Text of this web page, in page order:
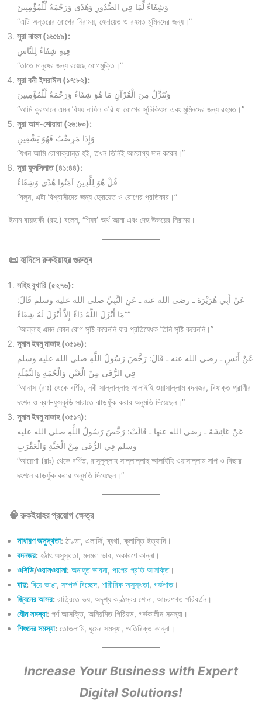
وَشِفَاءٌ لِّمَا فِي الصُّدُورِ وَهُدًى وَرَحْمَةٌ لِّلْمُؤْمِنِينَ
“এটি অন্তরের রোগের নিরাময়, হেদায়েত ও রহমত মুমিনদের জন্য।”
সুরা নাহল (১৬:৬৯):
فِيهِ شِفَاءٌ لِلنَّاسِ
“তাতে মানুষের জন্য রয়েছে রোগমুক্তি।”
সুরা বনী ইসরাঈল (১৭:৮২):
وَنُنَزِّلُ مِنَ الْقُرْآنِ مَا هُوَ شِفَاءٌ وَرَحْمَةٌ لِّلْمُؤْمِنِينَ
“আমি কুরআনে এমন বিষয় নাযিল করি যা রোগের সুচিকিৎসা এবং মুমিনদের জন্য রহমত।”
সুরা আশ-শোয়ারা (২৬:৮০):
وَإِذَا مَرِضْتُ فَهُوَ يَشْفِينِ
“যখন আমি রোগাক্রান্ত হই, তখন তিনিই আরোগ্য দান করেন।”
সুরা ফুসসিলাত (৪১:৪৪):
قُلْ هُوَ لِلَّذِينَ آمَنُوا هُدًى وَشِفَاءٌ
“বলুন, এটা বিশ্বাসীদের জন্য হেদায়েত ও রোগের প্রতিকার।”
ইমাম বায়হাকী (রহ.) বলেন, ‘শিফা’ অর্থ আত্মা এবং দেহ উভয়ের নিরাময়।
📜 হাদিসে রুকইয়াহর গুরুত্ব
সহিহ বুখারি (৫২৭৬):
عَنْ أَبِي هُرَيْرَةَ ـ رضى الله عنه ـ عَنِ النَّبِيِّ صلى الله عليه وسلم قَالَ:
“مَا أَنْزَلَ اللَّهُ دَاءً إِلاَّ أَنْزَلَ لَهُ شِفَاءً”
“আল্লাহ এমন কোন রোগ সৃষ্টি করেননি যার প্রতিষেধক তিনি সৃষ্টি করেননি।”
সুনান ইবনু মাজাহ (৩৫১৬):
عَنْ أَنَسٍ ـ رضى الله عنه ـ قَالَ: رَخَّصَ رَسُولُ اللَّهِ صلى الله عليه وسلم
فِي الرُّقَى مِنْ الْعَيْنِ وَالْحُمَةِ وَالنَّمْلَةِ
“আনাস (রাঃ) থেকে বর্ণিত, নবী সাল্লাল্লাহু আলাইহি ওয়াসাল্লাম বদনজর, বিষাক্ত প্রাণীর
দংশন ও ব্রণ-ফুসকুড়ি সারাতে ঝাড়ফুঁক করার অনুমতি দিয়েছেন।”
সুনান ইবনু মাজাহ (৩৫১৭):
عَنْ عَائِشَةَ ـ رضى الله عنها ـ قَالَتْ: رَخَّصَ رَسُولُ اللَّهِ صلى الله عليه
وسلم فِي الرُّقَى مِنْ الْحَيَّةِ وَالْعَقْرَبِ
“আয়েশা (রাঃ) থেকে বর্ণিত, রাসূলুল্লাহ সাল্লাল্লাহু আলাইহি ওয়াসাল্লাম সাপ ও বিছার
দংশনে ঝাড়ফুঁক করার অনুমতি দিয়েছেন।”
🧠 রুকইয়াহর প্রয়োগ ক্ষেত্র
সাধারণ অসুস্থতা: ঠাণ্ডা, এলার্জি, ব্যথা, ক্লান্তি ইত্যাদি।
বদনজর: হঠাৎ অসুস্থতা, মনমরা ভাব, অকারণে কান্না।
ওসিডি/ওয়াসওয়াসা: অনাহূত ভাবনা, পাপের প্রতি আসক্তি।
যাদু: বিয়ে ভাঙা, সম্পর্ক বিচ্ছেদ, শারীরিক অসুস্থতা, গর্ভপাত।
জ্বিনের আসর: রাত্রিতে ভয়, অদৃশ্য কণ্ঠস্বর শোনা, আচরণগত পরিবর্তন।
যৌন সমস্যা: পর্ণ আসক্তি, অনিয়মিত পিরিয়ড, গর্ভকালীন সমস্যা।
শিশুদের সমস্যা: তোতলামি, ঘুমের সমস্যা, অতিরিক্ত কান্না।
Increase Your Business with Expert
Digital Solutions!